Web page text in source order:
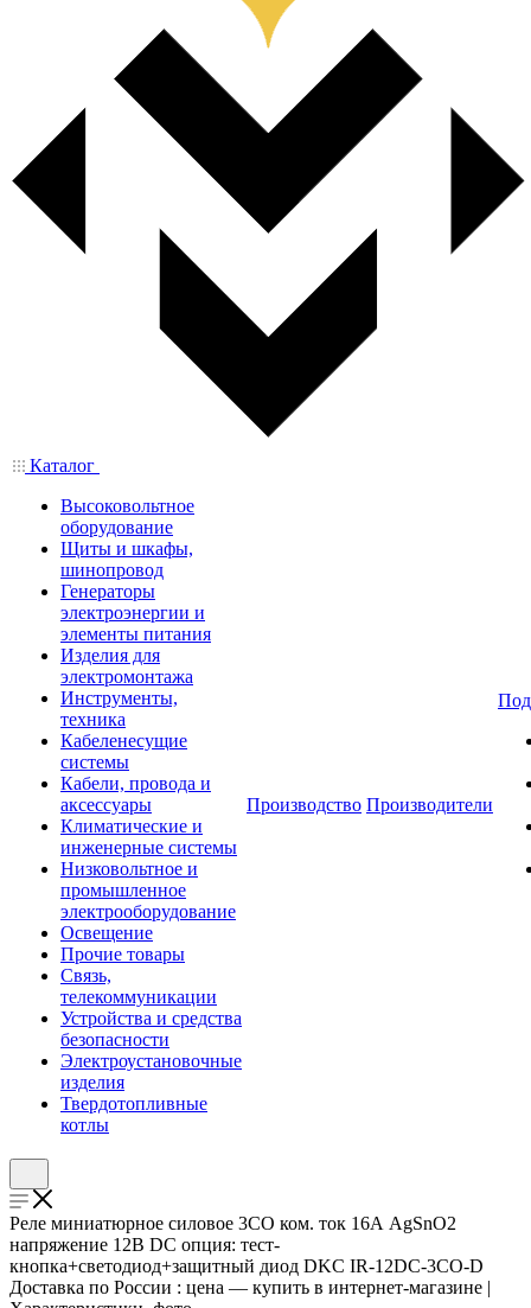
Каталог
Высоковольтное
оборудование
Щиты и шкафы,
шинопровод
Генераторы
электроэнергии и
элементы питания
Изделия для
электромонтажа
Инструменты,
техника
Кабеленесущие
системы
Кабели, провода и
аксессуары
Климатические и
инженерные системы
Низковольтное и
промышленное
электрооборудование
Освещение
Прочие товары
Связь,
телекоммуникации
Устройства и средства
безопасности
Электроустановочные
изделия
Твердотопливные
котлы
Производство Производители
Реле миниатюрное силовое 3CO ком. ток 16А AgSnO2
напряжение 12В DC опция: тест-
кнопка+светодиод+защитный диод DKC IR-12DC-3CO-D
Доставка по России : цена — купить в интернет-магазине |